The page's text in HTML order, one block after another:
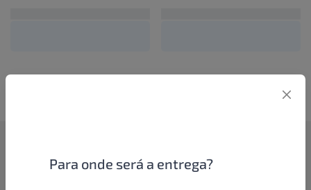
Para onde será a entrega?
Como funciona